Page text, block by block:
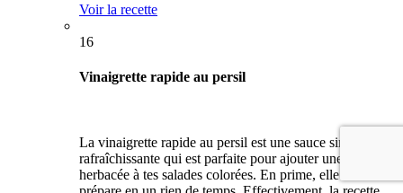
Voir la recette
16
Vinaigrette rapide au persil
La vinaigrette rapide au persil est une sauce simple et
rafraîchissante qui est parfaite pour ajouter une touche
herbacée à tes salades colorées. En prime, elle se